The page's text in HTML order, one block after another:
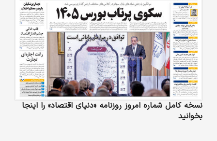
نسخه کامل شماره امروز روزنامه «دنیای‌ اقتصاد» را اینجا
بخوانید